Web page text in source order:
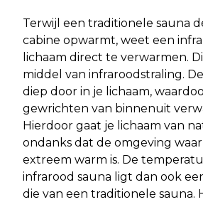
Terwijl een traditionele sauna
cabine opwarmt, weet een
lichaam direct te verwarmen.
middel van infraroodstraling.
diep door in je lichaam,
gewrichten van binnenuit
Hierdoor gaat je lichaam van
ondanks dat de omgeving
extreem warm is. De
infrarood sauna ligt dan ook
die van een traditionele